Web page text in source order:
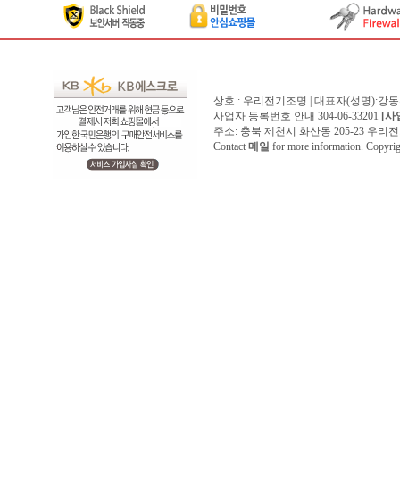
상호 : 우리전기조명 | 대표자(성명):강
사업자 등록번호 안내 304-06-33201 [사
주소: 충북 제천시 화산동 205-23 우리
Contact 메일 for more information.